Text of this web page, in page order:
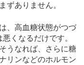
ずありません。
、高血糖状態がつづ
くなるだけです。
うなれば、さらに糖
リンなどのホルモン